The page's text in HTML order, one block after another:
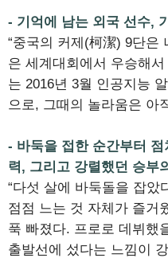
- 기억에 남는 외국 선수,
“중국의 커제(柯潔) 9단은
은 세계대회에서 우승해
는 2016년 3월 인공지능
으로, 그때의 놀라움은 아
- 바둑을 접한 순간부터
력, 그리고 강렬했던 승부
“다섯 살에 바둑돌을 잡았
점점 느는 것 자체가 즐거
푹 빠졌다. 프로로 데뷔했
출발선에 섰다는 느낌이